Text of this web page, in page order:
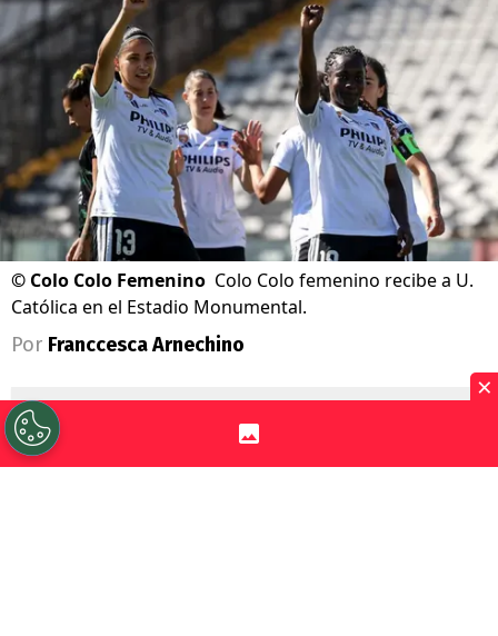
© Colo Colo Femenino Colo Colo femenino recibe a U.
Católica en el Estadio Monumental.
Por Franccesca Arnechino
×